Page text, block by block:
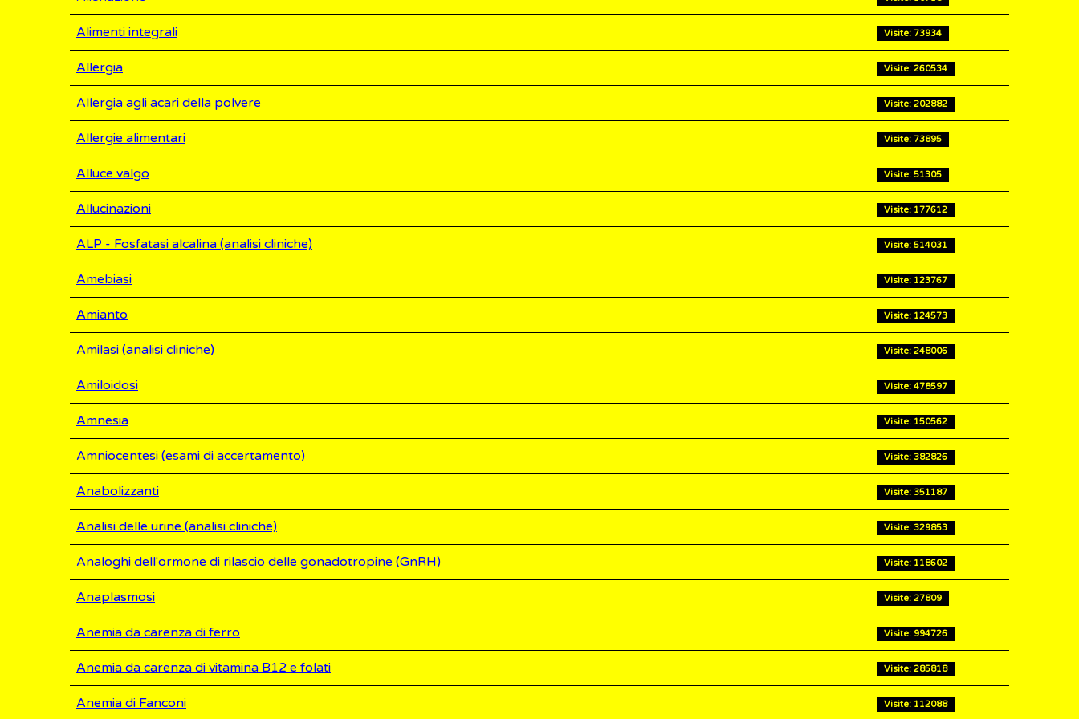
Alimenti integrali Visite: 73934
Allergia Visite: 260534
Allergia agli acari della polvere Visite: 202882
Allergie alimentari Visite: 73895
Alluce valgo Visite: 51305
Allucinazioni Visite: 177612
ALP - Fosfatasi alcalina (analisi cliniche) Visite: 514031
Amebiasi Visite: 123767
Amianto Visite: 124573
Amilasi (analisi cliniche) Visite: 248006
Amiloidosi Visite: 478597
Amnesia Visite: 150562
Amniocentesi (esami di accertamento) Visite: 382826
Anabolizzanti Visite: 351187
Analisi delle urine (analisi cliniche) Visite: 329853
Analoghi dell'ormone di rilascio delle gonadotropine (GnRH) Visite: 118602
Anaplasmosi Visite: 27809
Anemia da carenza di ferro Visite: 994726
Anemia da carenza di vitamina B12 e folati Visite: 285818
Anemia di Fanconi Visite: 112088